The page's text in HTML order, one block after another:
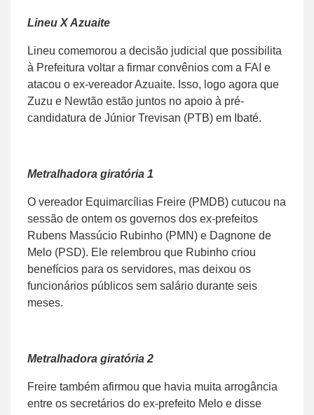
Lineu X Azuaite
Lineu comemorou a decisão judicial que possibilita
à Prefeitura voltar a firmar convênios com a FAI e
atacou o ex-vereador Azuaite. Isso, logo agora que
Zuzu e Newtão estão juntos no apoio à pré-
candidatura de Júnior Trevisan (PTB) em Ibaté.
Metralhadora giratória 1
O vereador Equimarcílias Freire (PMDB) cutucou na
sessão de ontem os governos dos ex-prefeitos
Rubens Massúcio Rubinho (PMN) e Dagnone de
Melo (PSD). Ele relembrou que Rubinho criou
benefícios para os servidores, mas deixou os
funcionários públicos sem salário durante seis
meses.
Metralhadora giratória 2
Freire também afirmou que havia muita arrogância
entre os secretários do ex-prefeito Melo e disse